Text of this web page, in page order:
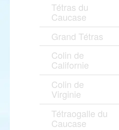
Tétras du
Caucase
Grand Tétras
Colin de
Californie
Colin de
Virginie
Tétraogalle du
Caucase